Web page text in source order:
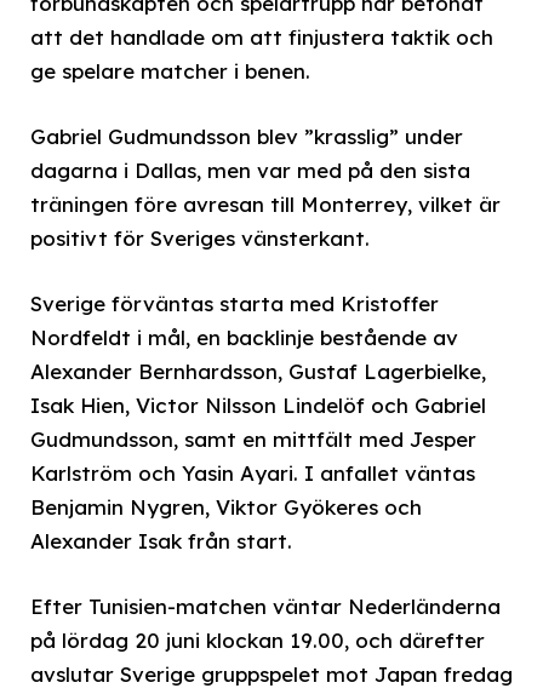
att det handlade om att finjustera taktik och
ge spelare matcher i benen.
Gabriel Gudmundsson blev ”krasslig” under
dagarna i Dallas, men var med på den sista
träningen före avresan till Monterrey, vilket är
positivt för Sveriges vänsterkant.
Sverige förväntas starta med Kristoffer
Nordfeldt i mål, en backlinje bestående av
Alexander Bernhardsson, Gustaf Lagerbielke,
Isak Hien, Victor Nilsson Lindelöf och Gabriel
Gudmundsson, samt en mittfält med Jesper
Karlström och Yasin Ayari. I anfallet väntas
Benjamin Nygren, Viktor Gyökeres och
Alexander Isak från start.
Efter Tunisien-matchen väntar Nederländerna
på lördag 20 juni klockan 19.00, och därefter
avslutar Sverige gruppspelet mot Japan fredag